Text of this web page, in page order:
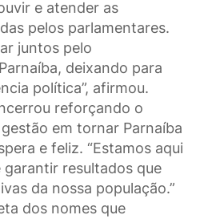
e atender as
pelos parlamentares.
juntos pelo
deixando para
política”, afirmou.
reforçando o
em tornar Parnaíba
e feliz. “Estamos aqui
resultados que
da nossa população.”
dos nomes que